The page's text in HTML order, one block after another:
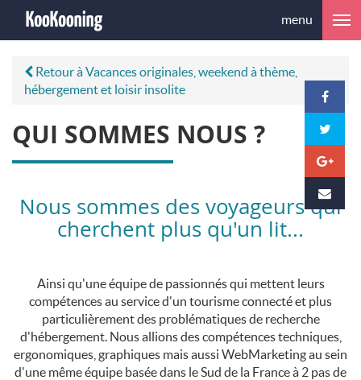
menu
Retour à Vacances originales, weekend à thème,
hébergement et loisir insolite
QUI SOMMES NOUS ?
Nous sommes des voyageurs qui
cherchent plus qu'un lit...
Ainsi qu'une équipe de passionnés qui mettent leurs
compétences au service d'un tourisme connecté et plus
particulièrement des problématiques de recherche
d'hébergement. Nous allions des compétences techniques,
ergonomiques, graphiques mais aussi WebMarketing au sein
d'une même équipe basée dans le Sud de la France à 2 pas de